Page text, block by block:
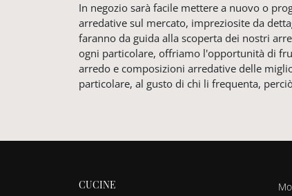
In negozio sarà facile mettere a nuovo o
arredative sul mercato, impreziosite da
faranno da guida alla scoperta dei nostri
ogni particolare, offriamo l'opportunità di
arredo e composizioni arredative delle
particolare, al gusto di chi li frequenta,
CUCINE